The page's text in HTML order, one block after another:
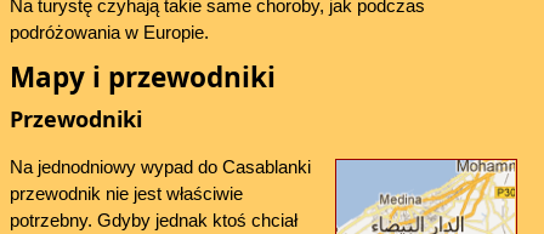
Na turystę czyhają takie same choroby, jak podczas
podróżowania w Europie.
Mapy i przewodniki
Przewodniki
Na jednodniowy wypad do Casablanki
przewodnik nie jest właściwie
potrzebny. Gdyby jednak ktoś chciał